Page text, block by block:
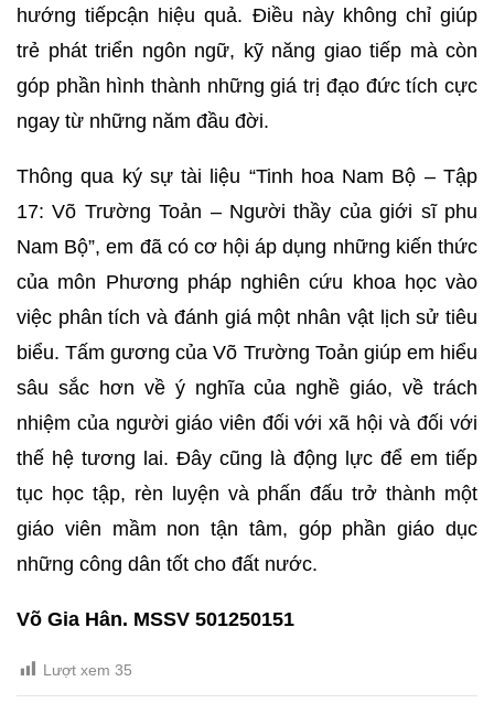
hướng tiếpcận hiệu quả. Điều này không chỉ giúp
trẻ phát triển ngôn ngữ, kỹ năng giao tiếp mà còn
góp phần hình thành những giá trị đạo đức tích cực
ngay từ những năm đầu đời.
Thông qua ký sự tài liệu “Tinh hoa Nam Bộ – Tập
17: Võ Trường Toản – Người thầy của giới sĩ phu
Nam Bộ”, em đã có cơ hội áp dụng những kiến thức
của môn Phương pháp nghiên cứu khoa học vào
việc phân tích và đánh giá một nhân vật lịch sử tiêu
biểu. Tấm gương của Võ Trường Toản giúp em hiểu
sâu sắc hơn về ý nghĩa của nghề giáo, về trách
nhiệm của người giáo viên đối với xã hội và đối với
thế hệ tương lai. Đây cũng là động lực để em tiếp
tục học tập, rèn luyện và phấn đấu trở thành một
giáo viên mầm non tận tâm, góp phần giáo dục
những công dân tốt cho đất nước.
Võ Gia Hân. MSSV 501250151
Lượt xem 35